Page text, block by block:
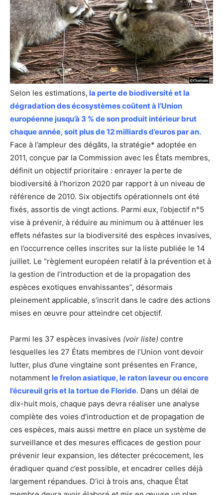
Selon les estimations, la perte de biodiversité et la
dégradation des écosystèmes coûtent à l’Union
européenne jusqu’à 3 % de son produit intérieur brut
chaque année, soit plus de 12 milliards d’euros par an.
Face à l’ampleur des dégâts, la stratégie* adoptée en
2011, conçue par la Commission avec les États membres,
définit un objectif prioritaire : enrayer la perte de
biodiversité à l’horizon 2020 par rapport à un niveau de
référence de 2010. Six objectifs opérationnels ont été
fixés, assortis de vingt actions. Parmi eux, l’objectif n°5
vise à prévenir, à réduire au minimum ou à atténuer les
effets néfastes sur la biodiversité des espèces invasives,
en l’occurrence celles inscrites sur la liste publiée le 14
juillet. Le “règlement européen relatif à la prévention et à
la gestion de l’introduction et de la propagation des
espèces exotiques envahissantes”, désormais
pleinement applicable, s’inscrit dans le cadre des actions
mises en œuvre pour atteindre cet objectif.
Parmi les 37 espèces invasives (voir liste) contre
lesquelles les 27 États membres de l’Union vont devoir
lutter, plus d’une vingtaine sont présentes en France,
notamment le frelon asiatique, le raton laveur ou encore
l’écureuil gris et la tortue de Floride. Dans un délai de
dix-huit mois, chaque pays devra réaliser une analyse
complète des voies d’introduction et de propagation de
ces espèces, mais aussi mettre en place un système de
surveillance et des mesures efficaces de gestion pour
prévenir leur expansion, les détecter précocement, les
éradiquer quand c’est possible, et encadrer celles déjà
largement répandues. D’ici à trois ans, chaque État